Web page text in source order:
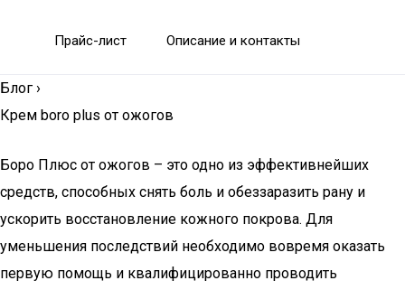
Прайс-лист Описание и контакты
Блог ›
Крем boro plus от ожогов
Боро Плюс от ожогов – это одно из эффективнейших
средств, способных снять боль и обеззаразить рану и
ускорить восстановление кожного покрова. Для
уменьшения последствий необходимо вовремя оказать
первую помощь и квалифицированно проводить